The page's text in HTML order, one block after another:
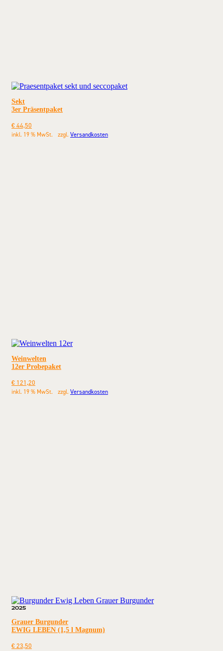
Sekt
3er Präsentpaket
€44,50
inkl. 19 % MwSt. zzgl. Versandkosten
Weinwelten
12er Probepaket
€ 121,20
inkl. 19 % MwSt. zzgl. Versandkosten
2025
Grauer Burgunder
EWIG LEBEN (1,5 l Magnum)
€23,50